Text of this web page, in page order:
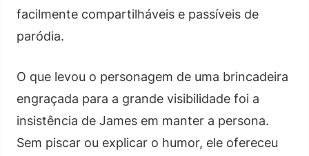
facilmente compartilháveis e passíveis de
paródia.
O que levou o personagem de uma brincadeira
engraçada para a grande visibilidade foi a
insistência de James em manter a persona.
Sem piscar ou explicar o humor, ele ofereceu